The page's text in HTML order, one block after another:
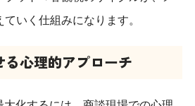
いく仕組みになります。
心理的アプローチ